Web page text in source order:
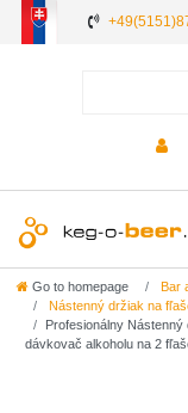
Go to homepage Bar
Nástenný držiak na
Profesionálny
dávkovač alkoholu na 2